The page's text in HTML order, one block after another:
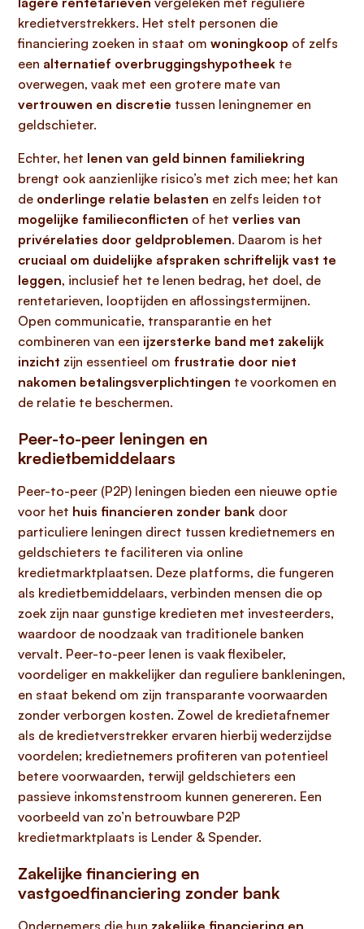
kredietverstrekkers. Het stelt personen die
financiering zoeken in staat om woningkoop of zelfs
een alternatief overbruggingshypotheek te
overwegen, vaak met een grotere mate van
vertrouwen en discretie tussen leningnemer en
geldschieter.
Echter, het lenen van geld binnen familiekring
brengt ook aanzienlijke risico’s met zich mee; het kan
de onderlinge relatie belasten en zelfs leiden tot
mogelijke familieconflicten of het verlies van
privérelaties door geldproblemen. Daarom is het
cruciaal om duidelijke afspraken schriftelijk vast te
leggen, inclusief het te lenen bedrag, het doel, de
rentetarieven, looptijden en aflossingstermijnen.
Open communicatie, transparantie en het
combineren van een ijzersterke band met zakelijk
inzicht zijn essentieel om frustratie door niet
nakomen betalingsverplichtingen te voorkomen en
de relatie te beschermen.
Peer-to-peer leningen en
kredietbemiddelaars
Peer-to-peer (P2P) leningen bieden een nieuwe optie
voor het huis financieren zonder bank door
particuliere leningen direct tussen kredietnemers en
geldschieters te faciliteren via online
kredietmarktplaatsen. Deze platforms, die fungeren
als kredietbemiddelaars, verbinden mensen die op
zoek zijn naar gunstige kredieten met investeerders,
waardoor de noodzaak van traditionele banken
vervalt. Peer-to-peer lenen is vaak flexibeler,
voordeliger en makkelijker dan reguliere bankleningen,
en staat bekend om zijn transparante voorwaarden
zonder verborgen kosten. Zowel de kredietafnemer
als de kredietverstrekker ervaren hierbij wederzijdse
voordelen; kredietnemers profiteren van potentieel
betere voorwaarden, terwijl geldschieters een
passieve inkomstenstroom kunnen genereren. Een
voorbeeld van zo’n betrouwbare P2P
kredietmarktplaats is Lender & Spender.
Zakelijke financiering en
vastgoedfinanciering zonder bank
Ondernemers die hun zakelijke financiering en